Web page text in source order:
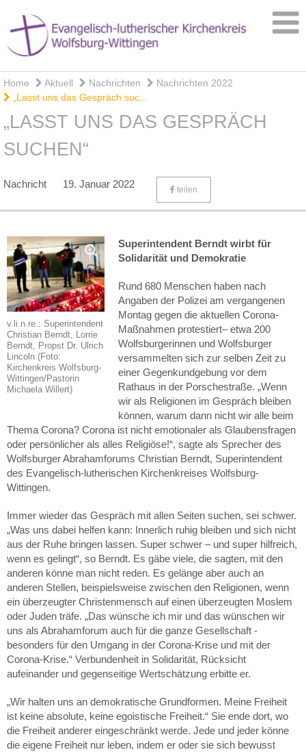
Home Aktuell Nachrichten
Nachrichten 2022
„Lasst uns das Gespräch suc...
„LASST UNS DAS GESPRÄCH
SUCHEN“
Nachricht 19. Januar 2022 teilen
v.li.n.re.: Superintendent
Christian Berndt, Lorrie
Berndt, Propst Dr. Ulrich
Lincoln (Foto:
Kirchenkreis Wolfsburg-
Wittingen/Pastorin
Michaela Willert)
Superintendent Berndt wirbt für
Solidarität und Demokratie
Rund 680 Menschen haben nach
Angaben der Polizei am vergangenen
Montag gegen die aktuellen Corona-
Maßnahmen protestiert– etwa 200
Wolfsburgerinnen und Wolfsburger
versammelten sich zur selben Zeit zu
einer Gegenkundgebung vor dem
Rathaus in der Porschestraße. „Wenn
wir als Religionen im Gespräch bleiben
können, warum dann nicht wir alle beim
Thema Corona? Corona ist nicht emotionaler als Glaubensfragen
oder persönlicher als alles Religiöse!“, sagte als Sprecher des
Wolfsburger Abrahamforums Christian Berndt, Superintendent
des Evangelisch-lutherischen Kirchenkreises Wolfsburg-
Wittingen.
Immer wieder das Gespräch mit allen Seiten suchen, sei schwer.
„Was uns dabei helfen kann: Innerlich ruhig bleiben und sich nicht
aus der Ruhe bringen lassen. Super schwer – und super hilfreich,
wenn es gelingt“, so Berndt. Es gäbe viele, die sagten, mit den
anderen könne man nicht reden. Es gelänge aber auch an
anderen Stellen, beispielsweise zwischen den Religionen, wenn
ein überzeugter Christenmensch auf einen überzeugten Moslem
oder Juden träfe. „Das wünsche ich mir und das wünschen wir
uns als Abrahamforum auch für die ganze Gesellschaft -
besonders für den Umgang in der Corona-Krise und mit der
Corona-Krise.“ Verbundenheit in Solidarität, Rücksicht
aufeinander und gegenseitige Wertschätzung erbitte er.
„Wir halten uns an demokratische Grundformen. Meine Freiheit
ist keine absolute, keine egoistische Freiheit.“ Sie ende dort, wo
die Freiheit anderer eingeschränkt werde. Jede und jeder könne
die eigene Freiheit nur leben, indem er oder sie sich bewusst